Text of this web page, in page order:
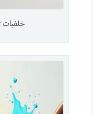
خلفيات Happy New Year.